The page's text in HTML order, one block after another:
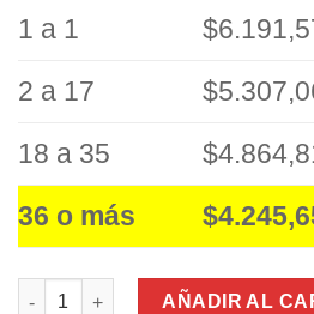
1 a 1
2 a 17
18 a 35
36 o más
Colchoneta Inflable Naranja Clásica
AÑADIR AL